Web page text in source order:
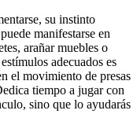
su instinto
manifestarse en
arañar muebles o
adecuados es
el movimiento de presas
tiempo a jugar con
sino que lo ayudarás